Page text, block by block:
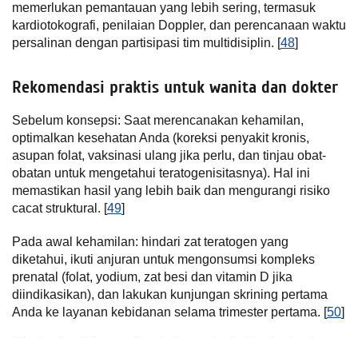
memerlukan pemantauan yang lebih sering, termasuk
kardiotokografi, penilaian Doppler, dan perencanaan waktu
persalinan dengan partisipasi tim multidisiplin. [48]
Rekomendasi praktis untuk wanita dan dokter
Sebelum konsepsi: Saat merencanakan kehamilan,
optimalkan kesehatan Anda (koreksi penyakit kronis,
asupan folat, vaksinasi ulang jika perlu, dan tinjau obat-
obatan untuk mengetahui teratogenisitasnya). Hal ini
memastikan hasil yang lebih baik dan mengurangi risiko
cacat struktural. [49]
Pada awal kehamilan: hindari zat teratogen yang
diketahui, ikuti anjuran untuk mengonsumsi kompleks
prenatal (folat, yodium, zat besi dan vitamin D jika
diindikasikan), dan lakukan kunjungan skrining pertama
Anda ke layanan kebidanan selama trimester pertama. [50]